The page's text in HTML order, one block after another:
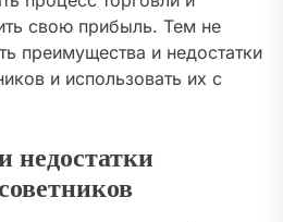
свою прибыль. Тем не
преимущества и недостатки
и использовать их с
недостатки